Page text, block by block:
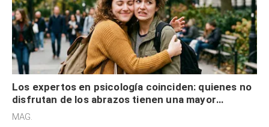
Los expertos en psicología coinciden: quienes no
disfrutan de los abrazos tienen una mayor
sensibilidad a los estímulos físicos y no es por
MAG.